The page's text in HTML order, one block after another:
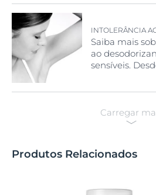
INTOLERÂNCIA
Saiba mais
ao
sensíveis.
Carregar
Produtos Relacionados